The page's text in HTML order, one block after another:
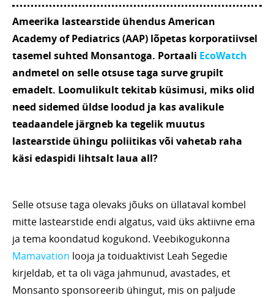
Ameerika lastearstide ühendus American
Academy of Pediatrics (AAP) lõpetas korporatiivsel
tasemel suhted Monsantoga. Portaali EcoWatch
andmetel on selle otsuse taga surve grupilt
emadelt. Loomulikult tekitab küsimusi, miks olid
need sidemed üldse loodud ja kas avalikule
teadaandele järgneb ka tegelik muutus
lastearstide ühingu poliitikas või vahetab raha
käsi edaspidi lihtsalt laua all?
Selle otsuse taga olevaks jõuks on üllataval kombel
mitte lastearstide endi algatus, vaid üks aktiivne ema
ja tema koondatud kogukond. Veebikogukonna
Mamavation looja ja toiduaktivist Leah Segedie
kirjeldab, et ta oli väga jahmunud, avastades, et
Monsanto sponsoreerib ühingut, mis on paljude